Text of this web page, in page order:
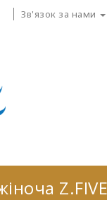
Зв'язок за нами